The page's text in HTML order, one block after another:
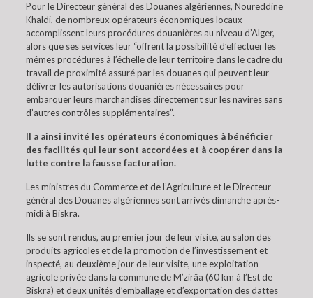
Pour le Directeur général des Douanes algériennes, Noureddine
Khaldi, de nombreux opérateurs économiques locaux
accomplissent leurs procédures douanières au niveau d’Alger,
alors que ses services leur “offrent la possibilité d’effectuer les
mêmes procédures à l’échelle de leur territoire dans le cadre du
travail de proximité assuré par les douanes qui peuvent leur
délivrer les autorisations douanières nécessaires pour
embarquer leurs marchandises directement sur les navires sans
d’autres contrôles supplémentaires”.
Il a ainsi invité les opérateurs économiques à bénéficier
des facilités qui leur sont accordées et à coopérer dans la
lutte contre la fausse facturation.
Les ministres du Commerce et de l’Agriculture et le Directeur
général des Douanes algériennes sont arrivés dimanche après-
midi à Biskra.
Ils se sont rendus, au premier jour de leur visite, au salon des
produits agricoles et de la promotion de l’investissement et
inspecté, au deuxième jour de leur visite, une exploitation
agricole privée dans la commune de M’zirâa (60 km à l’Est de
Biskra) et deux unités d’emballage et d’exportation des dattes